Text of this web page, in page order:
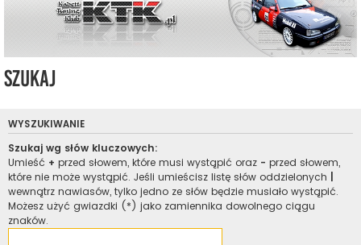
u
k
u
k
a
Szukaj
WYSZUKIWANIE
Szukaj wg słów kluczowych:
Umieść + przed słowem, które musi wystąpić oraz - przed słowem,
które nie może wystąpić. Jeśli umieścisz listę słów oddzielonych
wewnątrz nawiasów, tylko jedno ze słów będzie musiało wystąpić.
Możesz użyć gwiazdki (*) jako zamiennika dowolnego ciągu
znaków.